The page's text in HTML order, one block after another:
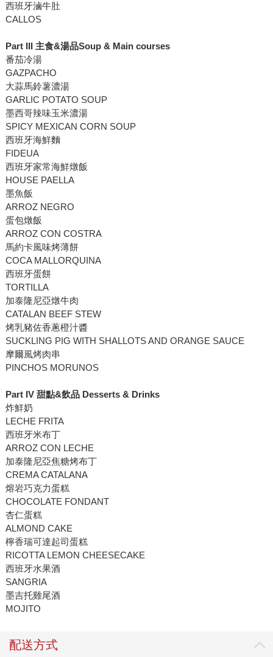
西班牙滷牛肚
CALLOS
Part III 主食&湯品Soup & Main courses
番茄冷湯
GAZPACHO
大蒜馬鈴薯濃湯
GARLIC POTATO SOUP
墨西哥辣味玉米濃湯
SPICY MEXICAN CORN SOUP
西班牙海鮮麵
FIDEUA
西班牙家常海鮮燉飯
HOUSE PAELLA
墨魚飯
ARROZ NEGRO
蛋包燉飯
ARROZ CON COSTRA
馬約卡風味烤薄餅
COCA MALLORQUINA
西班牙蛋餅
TORTILLA
加泰隆尼亞燉牛肉
CATALAN BEEF STEW
烤乳豬佐香蔥橙汁醬
SUCKLING PIG WITH SHALLOTS AND ORANGE SAUCE
摩爾風烤肉串
PINCHOS MORUNOS
Part IV 甜點&飲品Desserts & Drinks
炸鮮奶
LECHE FRITA
西班牙米布丁
ARROZ CON LECHE
加泰隆尼亞焦糖烤布丁
CREMA CATALANA
熔岩巧克力蛋糕
CHOCOLATE FONDANT
杏仁蛋糕
ALMOND CAKE
檸香瑞可達起司蛋糕
RICOTTA LEMON CHEESECAKE
西班牙水果酒
SANGRIA
墨吉托雞尾酒
MOJITO
配送方式